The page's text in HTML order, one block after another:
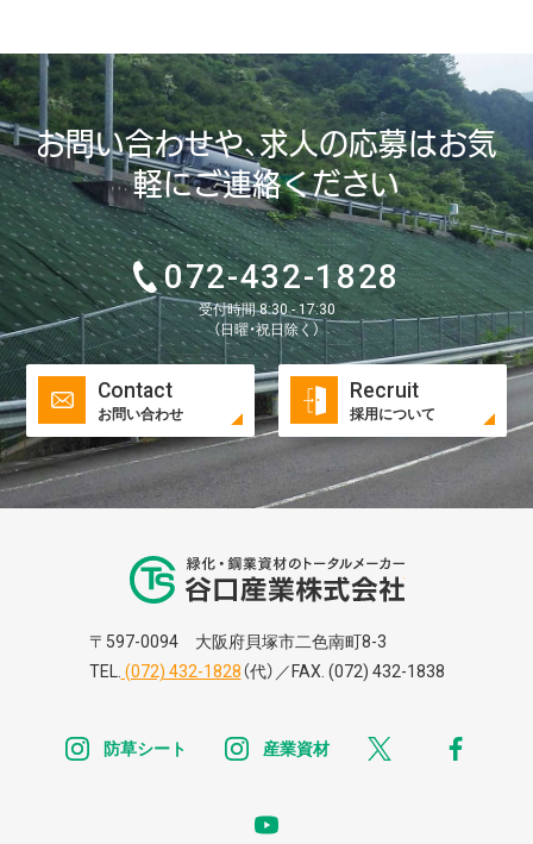
お問い合わせや、求人の応募はお気
軽にご連絡ください
072-432-1828
受付時間 8:30 - 17:30
（日曜・祝日除く）
Contact
お問い合わせ
Recruit
採用について
谷口株式株式会
〒597-0094 大阪府貝塚市二色南町8-3
TEL.
(072) 432-1828（代）／FAX. (072) 432-1838
防草シート
産業資材